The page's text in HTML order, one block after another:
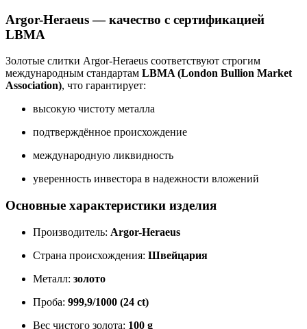
Argor-Heraeus — качество с сертификацией
LBMA
Золотые слитки Argor-Heraeus соответствуют строгим
международным стандартам LBMA (London Bullion Market
Association), что гарантирует:
высокую чистоту металла
подтверждённое происхождение
международную ликвидность
уверенность инвестора в надежности вложений
Основные характеристики изделия
Производитель: Argor-Heraeus
Страна происхождения: Швейцария
Металл: золото
Проба: 999,9/1000 (24 ct)
Вес чистого золота: 100 g